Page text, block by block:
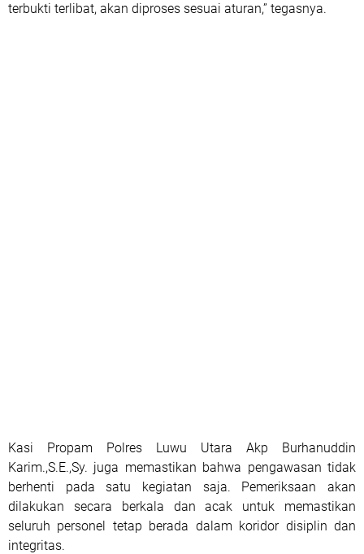
terbukti terlibat, akan diproses sesuai aturan,” tegasnya.
Kasi Propam Polres Luwu Utara Akp Burhanuddin
Karim.,S.E.,Sy. juga memastikan bahwa pengawasan tidak
berhenti pada satu kegiatan saja. Pemeriksaan akan
dilakukan secara berkala dan acak untuk memastikan
seluruh personel tetap berada dalam koridor disiplin dan
integritas.